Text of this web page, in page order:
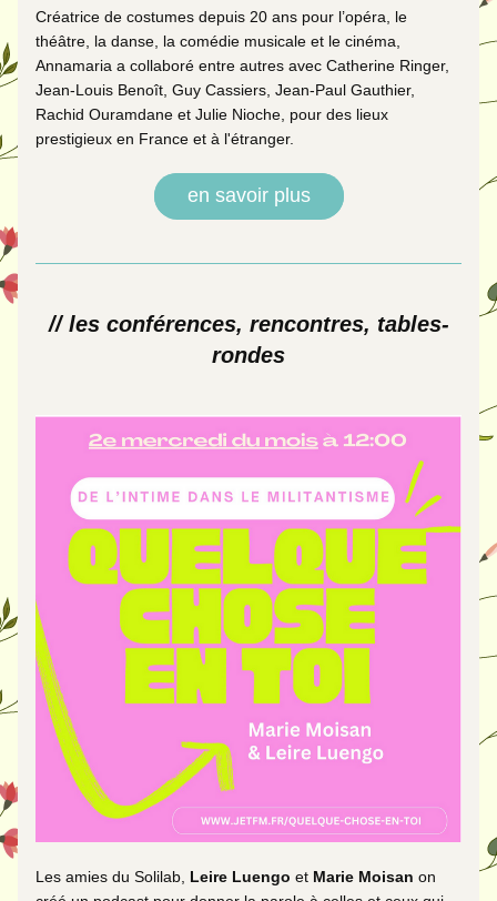
Créatrice de costumes depuis 20 ans pour l’opéra, le
théâtre, la danse, la comédie musicale et le cinéma,
Annamaria a collaboré entre autres avec Catherine Ringer,
Jean-Louis Benoît, Guy Cassiers, Jean-Paul Gauthier,
Rachid Ouramdane et Julie Nioche, pour des lieux
prestigieux en France et à l'étranger.
en savoir plus
// les conférences, rencontres, tables-
rondes
Les amies du Solilab, Leire Luengo et Marie Moisan on